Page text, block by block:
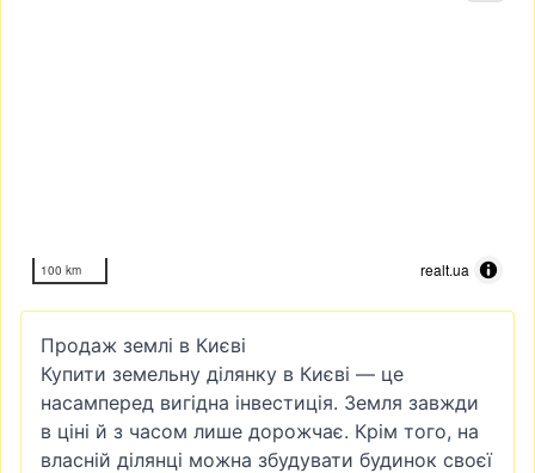
100 km realt.ua
Продаж землі в Києві
Купити земельну ділянку в Києві — це
насамперед вигідна інвестиція. Земля завжди
в ціні й з часом лише дорожчає. Крім того, на
власній ділянці можна збудувати будинок своєї